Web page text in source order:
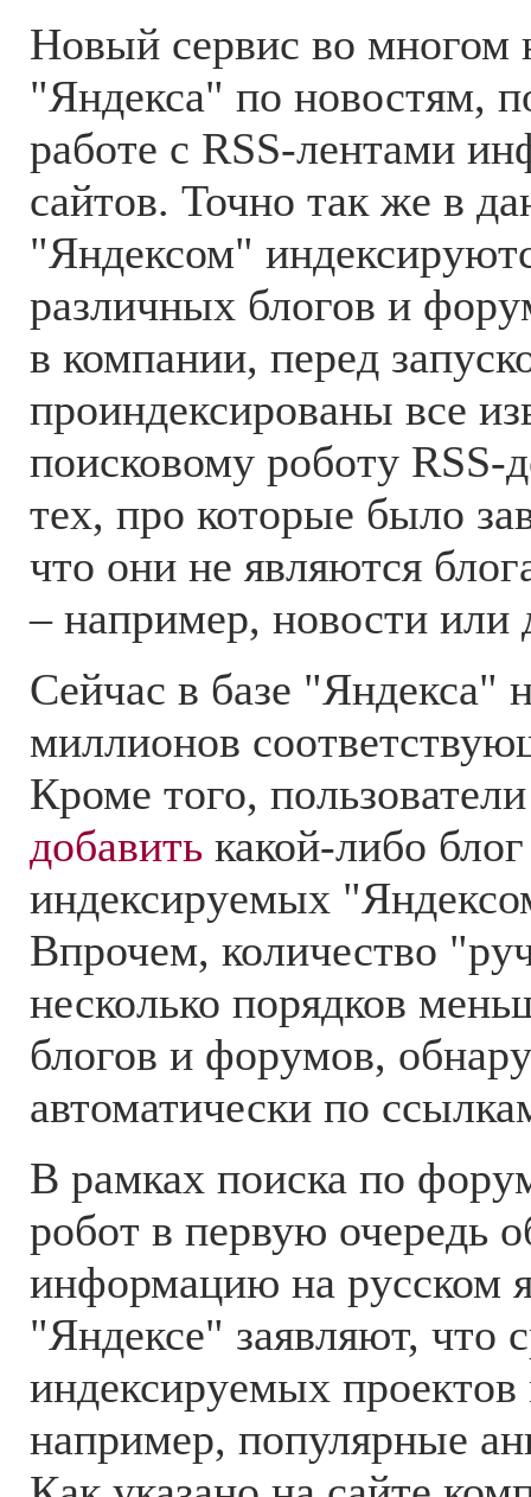
Новый сервис во многом
"Яндекса" по новостям,
работе с RSS-лентами
сайтов. Точно так же в
"Яндексом"
различных блогов и
в компании, перед
проиндексированы все
поисковому роботу RSS-
тех, про которые было
что они не являются
– например, новости или
Сейчас в базе "Яндекса"
миллионов
Кроме того,
добавить какой-либо
индексируемых
Впрочем, количество
несколько порядков
блогов и форумов,
автоматически по
В рамках поиска по
робот в первую очередь
информацию на русском
"Яндексе" заявляют, что
индексируемых проектов
например, популярные